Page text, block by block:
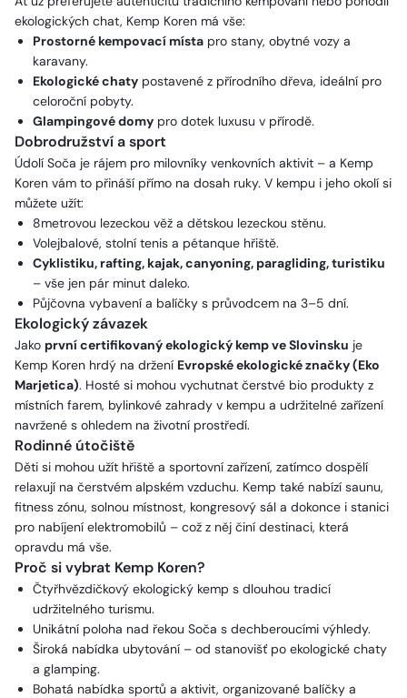
ekologických chat, Kemp Koren má vše:
Prostorné kempovací místa pro stany, obytné vozy a
karavany.
Ekologické chaty postavené z přírodního dřeva, ideální pro
celoroční pobyty.
Glampingové domy pro dotek luxusu v přírodě.
Dobrodružství a sport
Údolí Soča je rájem pro milovníky venkovních aktivit – a Kemp
Koren vám to přináší přímo na dosah ruky. V kempu i jeho okolí si
můžete užít:
8metrovou lezeckou věž a dětskou lezeckou stěnu.
Volejbalové, stolní tenis a pétanque hřiště.
Cyklistiku, rafting, kajak, canyoning, paragliding, turistiku
– vše jen pár minut daleko.
Půjčovna vybavení a balíčky s průvodcem na 3–5 dní.
Ekologický závazek
Jako první certifikovaný ekologický kemp ve Slovinsku je
Kemp Koren hrdý na držení Evropské ekologické značky (Eko
Marjetica). Hosté si mohou vychutnat čerstvé bio produkty z
místních farem, bylinkové zahrady v kempu a udržitelné zařízení
navržené s ohledem na životní prostředí.
Rodinné útočiště
Děti si mohou užít hřiště a sportovní zařízení, zatímco dospělí
relaxují na čerstvém alpském vzduchu. Kemp také nabízí saunu,
fitness zónu, solnou místnost, kongresový sál a dokonce i stanici
pro nabíjení elektromobilů – což z něj činí destinaci, která
opravdu má vše.
Proč si vybrat Kemp Koren?
Čtyřhvězdičkový ekologický kemp s dlouhou tradicí
udržitelného turismu.
Unikátní poloha nad řekou Soča s dechberoucími výhledy.
Široká nabídka ubytování – od stanovišť po ekologické chaty
a glamping.
Bohatá nabídka sportů a aktivit, organizované balíčky a